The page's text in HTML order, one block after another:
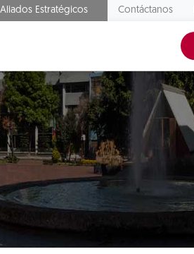
Aliados Estratégicos Contáctanos